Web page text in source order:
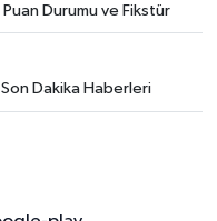
Puan Durumu ve Fikstür
Son Dakika Haberleri